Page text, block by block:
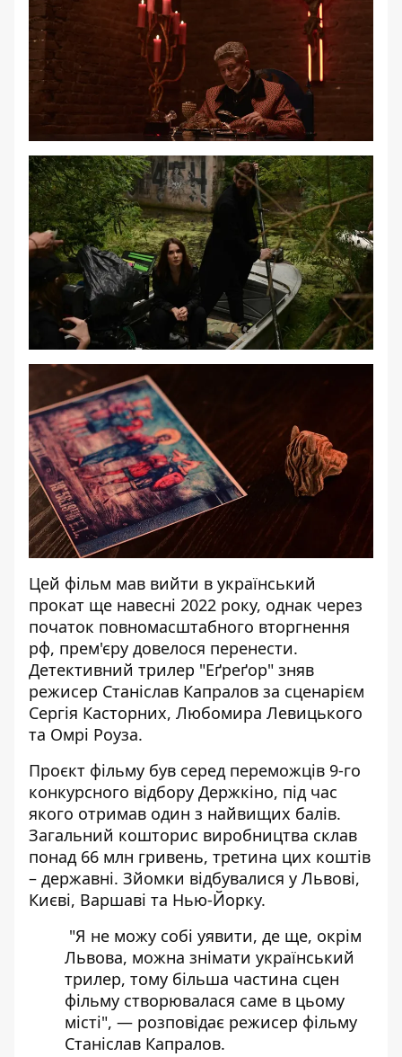
Цей фільм мав вийти в український
прокат ще навесні 2022 року, однак через
початок повномасштабного вторгнення
рф, прем'єру довелося перенести.
Детективний трилер "Еґреґор" зняв
режисер Станіслав Капралов за сценарієм
Сергія Касторних, Любомира Левицького
та Омрі Роуза.
Проєкт фільму був серед переможців 9-го
конкурсного відбору Держкіно, під час
якого отримав один з найвищих балів.
Загальний кошторис виробництва склав
понад 66 млн гривень, третина цих коштів
– державні. Зйомки відбувалися у Львові,
Києві, Варшаві та Нью-Йорку.
"Я не можу собі уявити, де ще, окрім
Львова, можна знімати український
трилер, тому більша частина сцен
фільму створювалася саме в цьому
місті", — розповідає режисер фільму
Станіслав Капралов.